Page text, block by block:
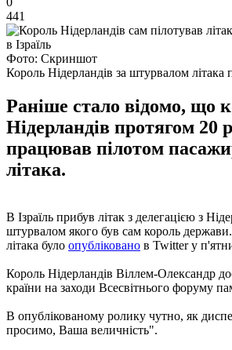
441
Фото: Скриншот
Король Нідерландів за штурвалом літака
Раніше стало відомо, що
Нідерландів протягом 20
працював пілотом
літака.
В Ізраїль прибув літак з делегацією з
штурвалом якого був сам король
літака було опубліковано в Twitter у
Король Нідерландів Віллем-Олександр
країни на заходи Всесвітнього форуму
В опублікованому ролику чутно, як
просимо, Ваша величність".